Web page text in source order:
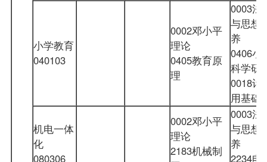
小学教育
040103
0002邓小平
理论
0405教育原
理
0003法
与思想
养
0406小
科学研
0018计
用基
机电一体
化
080306
0002邓小平
理论
2183机械制
0003法
与思想
养
2234电